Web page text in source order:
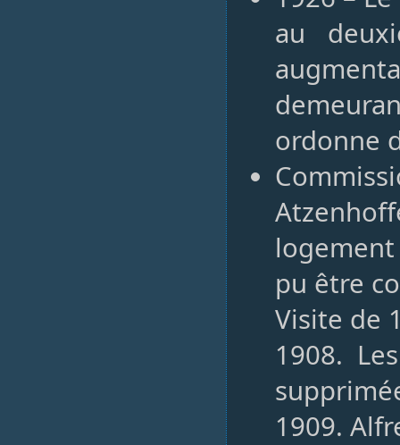
au
ordonne
pu être
Visite de
1908.
1909.